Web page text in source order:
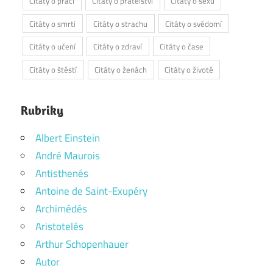
Citáty o smrti
Citáty o strachu
Citáty o svědomí
Citáty o učení
Citáty o zdraví
Citáty o čase
Citáty o štěstí
Citáty o ženách Citáty o životě
Rubriky
Albert Einstein
André Maurois
Antisthenés
Antoine de Saint-Exupéry
Archimédés
Aristotelés
Arthur Schopenhauer
Autor